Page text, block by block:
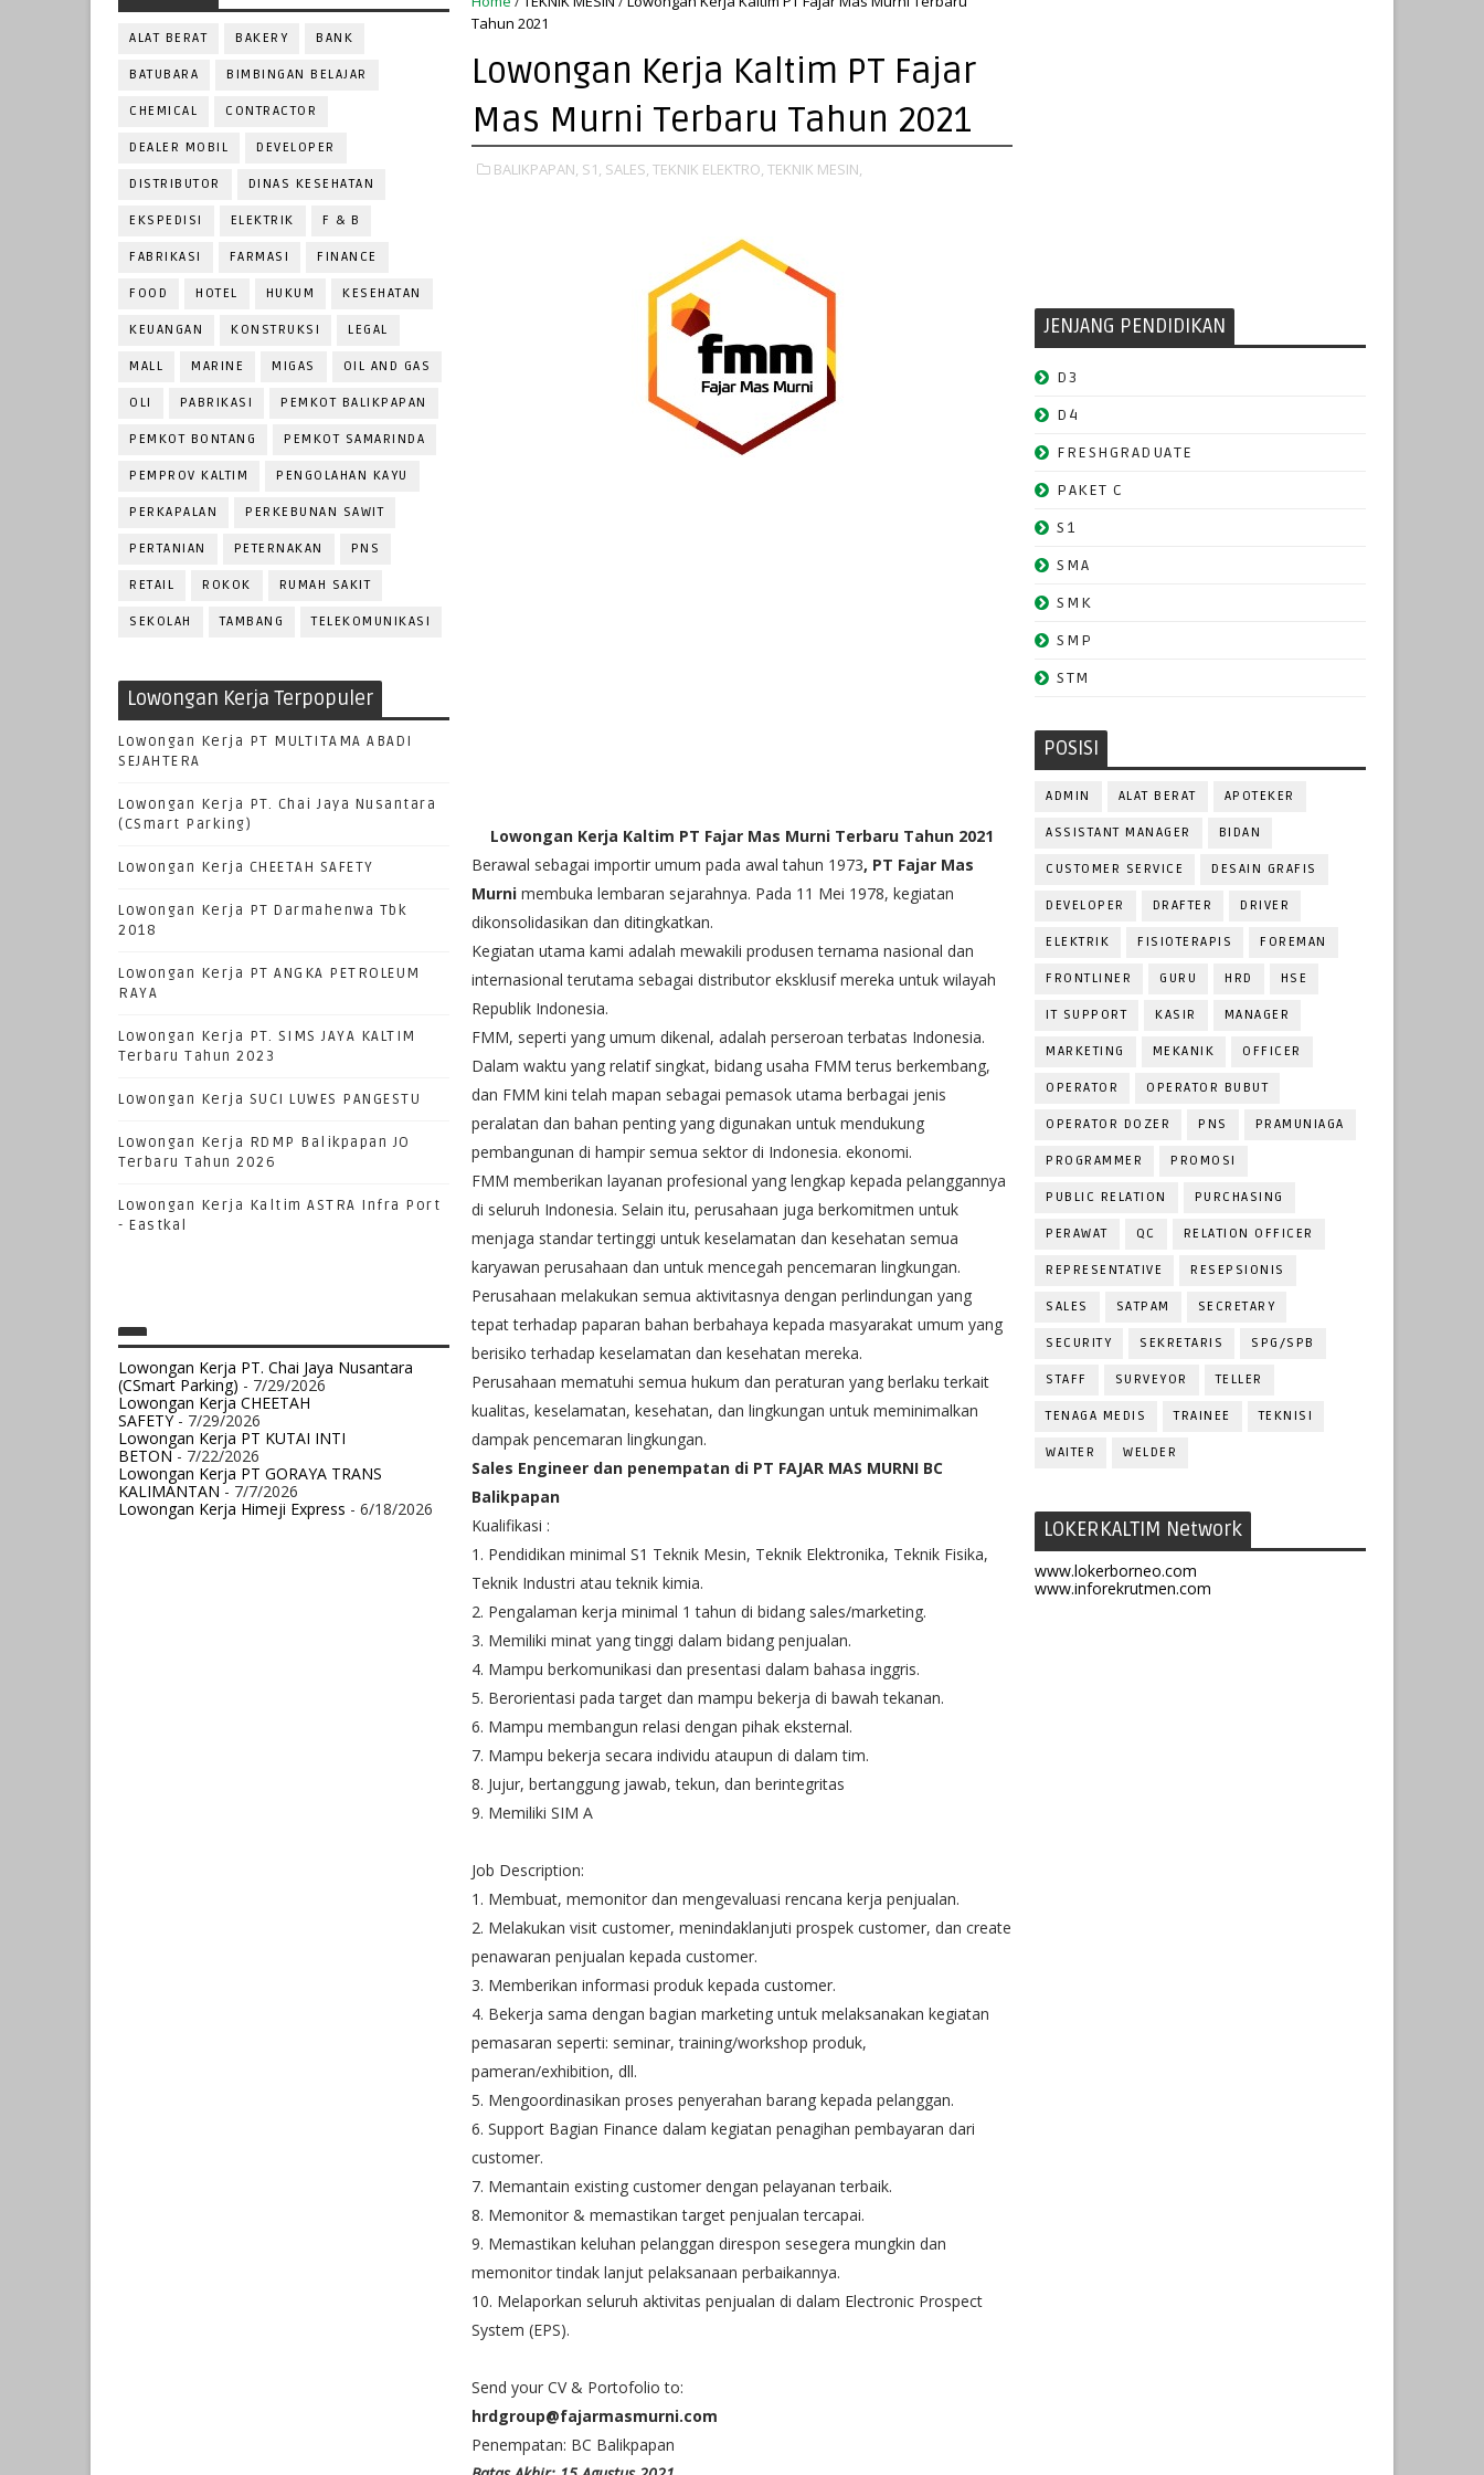
ALAT BERAT BAKERY BANK
BATUBARA BIMBINGAN BELAJAR
CHEMICAL CONTRACTOR
DEALER MOBIL DEVELOPER
DISTRIBUTOR DINAS KESEHATAN
EKSPEDISI ELEKTRIK F & B
FABRIKASI FARMASI FINANCE
FOOD HOTEL HUKUM KESEHATAN
KEUANGAN KONSTRUKSI LEGAL
MALL MARINE MIGAS OIL AND GAS
OLI PABRIKASI PEMKOT BALIKPAPAN
PEMKOT BONTANG PEMKOT SAMARINDA
PEMPROV KALTIM PENGOLAHAN KAYU
PERKAPALAN PERKEBUNAN SAWIT
PERTANIAN PETERNAKAN PNS
RETAIL ROKOK RUMAH SAKIT
SEKOLAH TAMBANG TELEKOMUNIKASI
Lowongan Kerja Terpopuler
Lowongan Kerja PT MULTITAMA ABADI
SEJAHTERA
Lowongan Kerja PT. Chai Jaya Nusantara
(CSmart Parking)
Lowongan Kerja CHEETAH SAFETY
Lowongan Kerja PT Darmahenwa Tbk
2018
Lowongan Kerja PT ANGKA PETROLEUM
RAYA
Lowongan Kerja PT. SIMS JAYA KALTIM
Terbaru Tahun 2023
Lowongan Kerja SUCI LUWES PANGESTU
Lowongan Kerja RDMP Balikpapan JO
Terbaru Tahun 2026
Lowongan Kerja Kaltim ASTRA Infra Port
- Eastkal
Lowongan Kerja PT. Chai Jaya Nusantara
(CSmart Parking) - 7/29/2026
Lowongan Kerja CHEETAH
SAFETY- 7/29/2026
Lowongan Kerja PT KUTAI INTI
BETON- 7/22/2026
Lowongan Kerja PT GORAYA TRANS
KALIMANTAN- 7/7/2026
Lowongan Kerja Himeji Express - 6/18/2026
Tahun 2021
Lowongan Kerja Kaltim PT Fajar
Mas Murni Terbaru Tahun 2021
BALIKPAPAN, S1, SALES, TEKNIK ELEKTRO, TEKNIK MESIN,
Lowongan Kerja Kaltim PT Fajar Mas Murni Terbaru Tahun 2021
Berawal sebagai importir umum pada awal tahun 1973, PT Fajar Mas
Murni membuka lembaran sejarahnya. Pada 11 Mei 1978, kegiatan
dikonsolidasikan dan ditingkatkan.
Kegiatan utama kami adalah mewakili produsen ternama nasional dan
internasional terutama sebagai distributor eksklusif mereka untuk wilayah
Republik Indonesia.
FMM, seperti yang umum dikenal, adalah perseroan terbatas Indonesia.
Dalam waktu yang relatif singkat, bidang usaha FMM terus berkembang,
dan FMM kini telah mapan sebagai pemasok utama berbagai jenis
peralatan dan bahan penting yang digunakan untuk mendukung
pembangunan di hampir semua sektor di Indonesia. ekonomi.
FMM memberikan layanan profesional yang lengkap kepada pelanggannya
di seluruh Indonesia. Selain itu, perusahaan juga berkomitmen untuk
menjaga standar tertinggi untuk keselamatan dan kesehatan semua
karyawan perusahaan dan untuk mencegah pencemaran lingkungan.
Perusahaan melakukan semua aktivitasnya dengan perlindungan yang
tepat terhadap paparan bahan berbahaya kepada masyarakat umum yang
berisiko terhadap keselamatan dan kesehatan mereka.
Perusahaan mematuhi semua hukum dan peraturan yang berlaku terkait
kualitas, keselamatan, kesehatan, dan lingkungan untuk meminimalkan
dampak pencemaran lingkungan.
Sales Engineer dan penempatan di PT FAJAR MAS MURNI BC
Balikpapan
Kualifikasi :
1. Pendidikan minimal S1 Teknik Mesin, Teknik Elektronika, Teknik Fisika,
Teknik Industri atau teknik kimia.
2. Pengalaman kerja minimal 1 tahun di bidang sales/marketing.
3. Memiliki minat yang tinggi dalam bidang penjualan.
4. Mampu berkomunikasi dan presentasi dalam bahasa inggris.
5. Berorientasi pada target dan mampu bekerja di bawah tekanan.
6. Mampu membangun relasi dengan pihak eksternal.
7. Mampu bekerja secara individu ataupun di dalam tim.
8. Jujur, bertanggung jawab, tekun, dan berintegritas
9. Memiliki SIM A
Job Description:
1. Membuat, memonitor dan mengevaluasi rencana kerja penjualan.
2. Melakukan visit customer, menindaklanjuti prospek customer, dan create
penawaran penjualan kepada customer.
3. Memberikan informasi produk kepada customer.
4. Bekerja sama dengan bagian marketing untuk melaksanakan kegiatan
pemasaran seperti: seminar, training/workshop produk,
pameran/exhibition, dll.
5. Mengoordinasikan proses penyerahan barang kepada pelanggan.
6. Support Bagian Finance dalam kegiatan penagihan pembayaran dari
customer.
7. Memantain existing customer dengan pelayanan terbaik.
8. Memonitor & memastikan target penjualan tercapai.
9. Memastikan keluhan pelanggan direspon sesegera mungkin dan
memonitor tindak lanjut pelaksanaan perbaikannya.
10. Melaporkan seluruh aktivitas penjualan di dalam Electronic Prospect
System (EPS).
Send your CV & Portofolio to:
hrdgroup@fajarmasmurni.com
Penempatan: BC Balikpapan
JENJANG PENDIDIKAN
D3
D4
FRESHGRADUATE
PAKET C
S1
SMA
SMK
SMP
STM
POSISI
ADMIN ALAT BERAT APOTEKER
ASSISTANT MANAGER BIDAN
CUSTOMER SERVICE DESAIN GRAFIS
DEVELOPER DRAFTER DRIVER
ELEKTRIK FISIOTERAPIS FOREMAN
FRONTLINER GURU HRD HSE
IT SUPPORT KASIR MANAGER
MARKETING MEKANIK OFFICER
OPERATOR OPERATOR BUBUT
OPERATOR DOZER PNS PRAMUNIAGA
PROGRAMMER PROMOSI
PUBLIC RELATION PURCHASING
PERAWAT QC RELATION OFFICER
REPRESENTATIVE RESEPSIONIS
SALES SATPAM SECRETARY
SECURITY SEKRETARIS SPG/SPB
STAFF SURVEYOR TELLER
TENAGA MEDIS TRAINEE TEKNISI
WAITER WELDER
LOKERKALTIM Network
www.lokerborneo.com
www.inforekrutmen.com